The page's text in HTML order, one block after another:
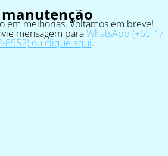
manutenção
em melhorias. Voltamos em breve!
mensagem paraWhatsApp (+55 47
8952) ou clique aqui.